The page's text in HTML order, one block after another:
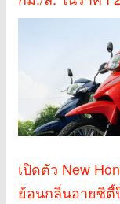
เปิดตัว New
ย้อนกลิ่นอายซิตี้